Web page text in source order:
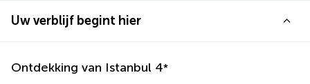
Uw verblijf begint hier
Ontdekking van Istanbul 4*